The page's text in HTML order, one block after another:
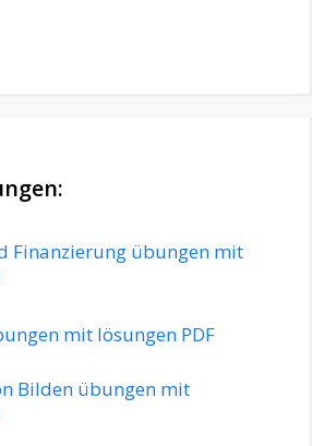
Finanzierung übungen mit
mit lösungen PDF
Bilden übungen mit